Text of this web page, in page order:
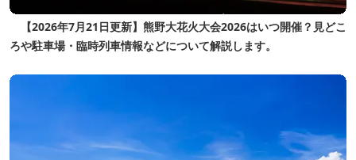
【2026年7月21日更新】熊野大花火大会2026はいつ開催？見どこ
ろや駐車場・臨時列車情報などについて解説します。